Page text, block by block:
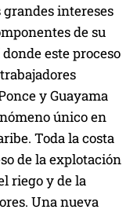
grandes intereses
de su
este proceso
y Guayama
único en
Toda la costa
de la explotación
riego y de la
Una nueva